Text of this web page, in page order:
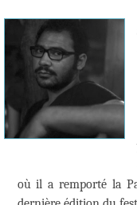
où il a remporté la